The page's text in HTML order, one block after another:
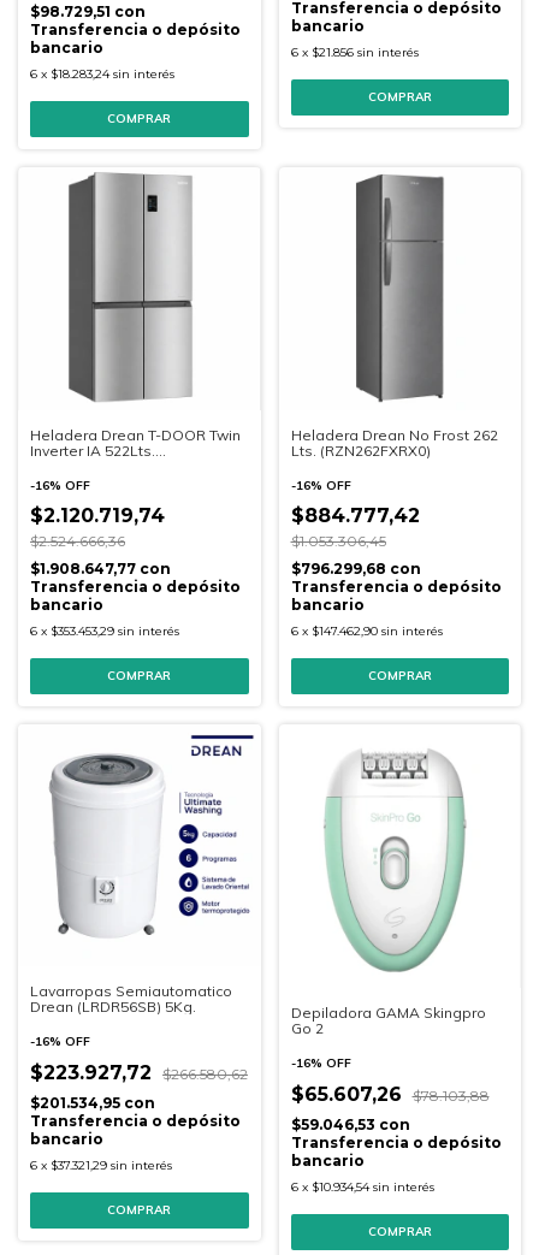
$98.729,51 con
Transferencia o depósito
bancario
6 x $18.283,24 sin interés
Transferencia o depósito
bancario
6 x $21.856 sin interés
Heladera Drean T-DOOR Twin
Inverter IA 522Lts.
-16% OFF
$2.120.719,74
$2.524.666,36
$1.908.647,77 con
Transferencia o depósito
bancario
6 x $353.453,29 sin interés
Heladera Drean No Frost 262
Lts. (RZN262FXRX0)
-16% OFF
$884.777,42
$1.053.306,45
$796.299,68 con
Transferencia o depósito
bancario
6 x $147.462,90 sin interés
Lavarropas Semiautomatico
Drean (LRDR56SB) 5Kg.
-16% OFF
$223.927,72
$266.580,62
$201.534,95 con
Transferencia o depósito
bancario
6 x $37.321,29 sin interés
Depiladora GAMA Skingpro
Go 2
-16% OFF
$65.607,26
$78.103,88
$59.046,53 con
Transferencia o depósito
bancario
6 x $10.934,54 sin interés